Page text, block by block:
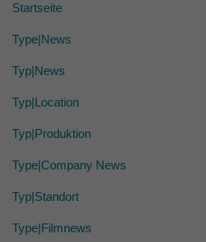
Startseite
Type|News
Typ|News
Typ|Location
Typ|Produktion
Type|Company News
Typ|Standort
Type|Filmnews